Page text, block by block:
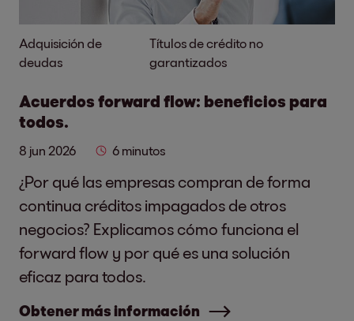
Adquisición de
deudas
Títulos de crédito no
garantizados
Acuerdos forward flow: beneficios para
todos.
8 jun 2026 6 minutos
¿Por qué las empresas compran de forma
continua créditos impagados de otros
negocios? Explicamos cómo funciona el
forward flow y por qué es una solución
eficaz para todos.
Obtener más información